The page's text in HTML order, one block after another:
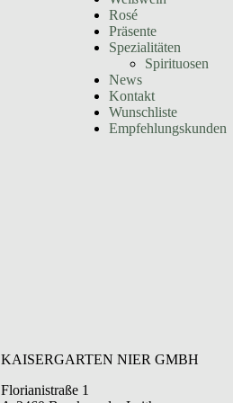
Rosé
Präsente
Spezialitäten
Spirituosen
News
Kontakt
Wunschliste
Empfehlungskunden
KAISERGARTEN NIER GMBH
Florianistraße 1